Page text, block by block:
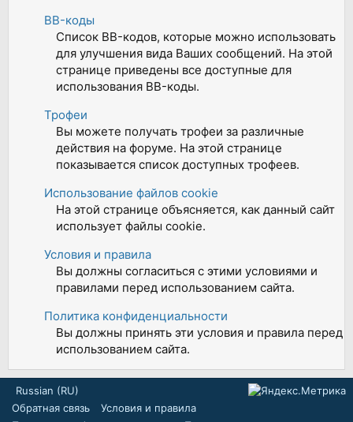
BB-коды
Список BB-кодов, которые можно использовать
для улучшения вида Ваших сообщений. На этой
странице приведены все доступные для
использования BB-коды.
Трофеи
Вы можете получать трофеи за различные
действия на форуме. На этой странице
показывается список доступных трофеев.
Использование файлов cookie
На этой странице объясняется, как данный сайт
использует файлы cookie.
Условия и правила
Вы должны согласиться с этими условиями и
правилами перед использованием сайта.
Политика конфиденциальности
Вы должны принять эти условия и правила перед
использованием сайта.
Russian (RU)
Обратная связь
Условия и правила